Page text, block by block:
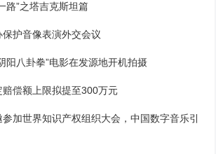
路”之塔吉克斯坦篇
保护音像表演外交会议
阳八卦拳”电影在发源地开机拍摄
赔偿额上限拟提至300万元
参加世界知识产权组织大会，中国数字音乐引